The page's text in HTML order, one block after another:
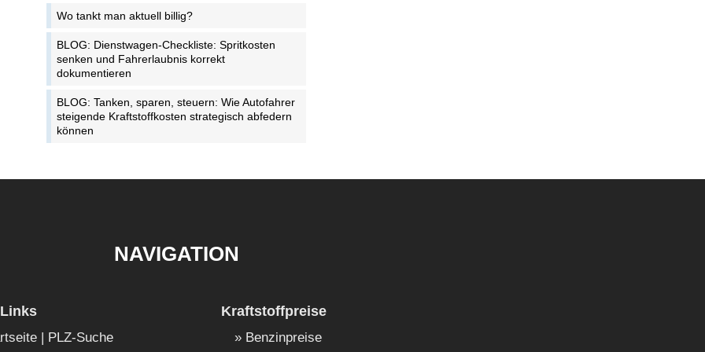
Wo tankt man aktuell billig?
BLOG: Dienstwagen-Checkliste: Spritkosten
senken und Fahrerlaubnis korrekt
dokumentieren
BLOG: Tanken, sparen, steuern: Wie Autofahrer
steigende Kraftstoffkosten strategisch abfedern
können
NAVIGATION
| PLZ-Suche
Kraftstoffpreise
Benzinpreise